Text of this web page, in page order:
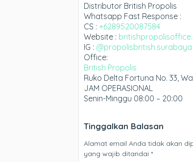
Distributor British Propolis
Whatsapp Fast Response :
CS : +6289520087584
Website :
IG : @propolisbritish.surabaya
Office:
British Propolis
Ruko Delta Fortuna No. 33,
JAM OPERASIONAL
Senin-Minggu 08:00 – 20:00
Tinggalkan Balasan
Alamat email Anda tidak akan
yang wajib ditandai *